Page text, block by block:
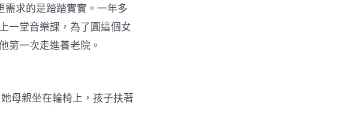
需求的是踏踏實實。一年多
一堂音樂課，為了圓這個女
第一次走進養老院。
母親坐在輪椅上，孩子扶著